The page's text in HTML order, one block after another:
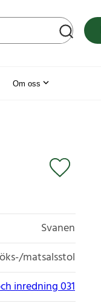
Om oss
Svanen
matsalsstol
inredning 031